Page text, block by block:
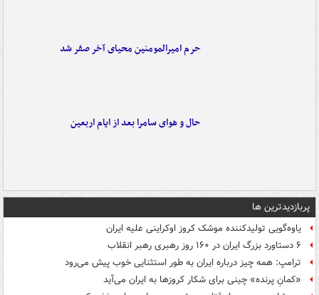
حرم امیرالمومنین محیای آخر صفر شد
حال و هوای سامرا بعد از ایام اربعین
پربازدیدترین ها
یاوه‌گویی تولیدکننده موشک کروز اوکراینی علیه ایران
۶ دستاورد بزرگ ایران در ۱۶۰ روز رهبری رهبر انقلاب
ترامپ: همه چیز درباره ایران به طور استثنایی خوب پیش می‌رود
«کمانِ پرنده» چینی برای شکار کروزها به ایران می‌آید